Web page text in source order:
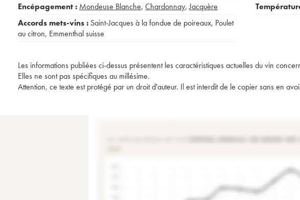
Encépagement : Mondeuse Blanche, Chardonnay,Jacquère
Accords mets-vins : Saint-Jacques à la fondue de poireaux, Poulet
au citron, Emmenthal suisse
Les informations publiées ci-dessus présentent les caractéristiques actuelles du vin
Elles ne sont pas spécifiques au millésime.
Attention, ce texte est protégé par un droit d'auteur. Il est interdit de le copier sans en